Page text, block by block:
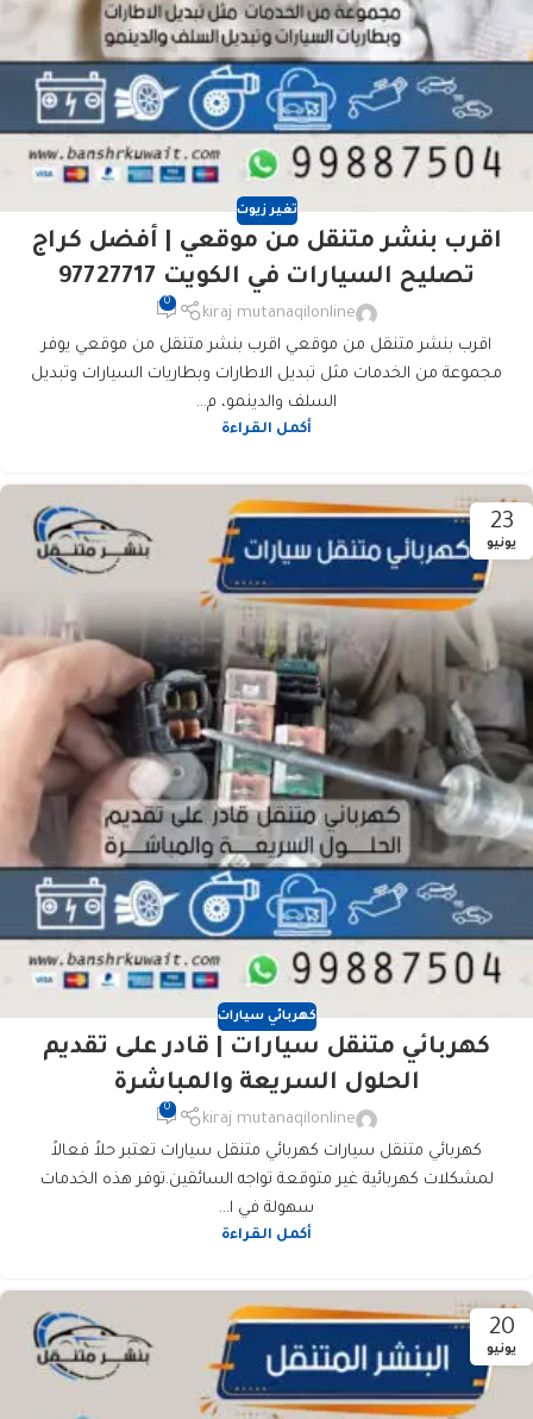
تغير زيوت
اقرب بنشر متنقل من موقعي | أفضل كراج
تصليح السيارات في الكويت 97727717
kiraj mutanaqilonline
0
اقرب بنشر متنقل من موقعي اقرب بنشر متنقل من موقعي يوفر
مجموعة من الخدمات مثل تبديل الاطارات وبطاريات السيارات وتبديل
السلف والدينمو، م...
أكمل القراءة
23
يونيو
كهربائي سيارات
كهربائي متنقل سيارات | قادر على تقديم
الحلول السريعة والمباشرة
kiraj mutanaqilonline
0
كهربائي متنقل سيارات كهربائي متنقل سيارات تعتبر حلاً فعالاً
لمشكلات كهربائية غير متوقعة تواجه السائقين.توفر هذه الخدمات
سهولة في ا...
أكمل القراءة
20
يونيو